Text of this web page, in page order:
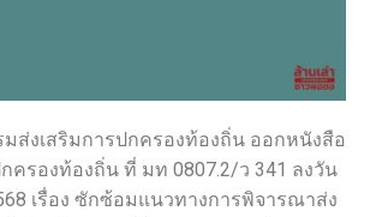
มส่งเสริมการปกครองท้องถิ่น ออกหนังสือ
ครองท้องถิ่น ที่ มท 0807.2/ว 341 ลงวัน
เรื่อง ซักซ้อมแนวทางการพิจารณาส่ง